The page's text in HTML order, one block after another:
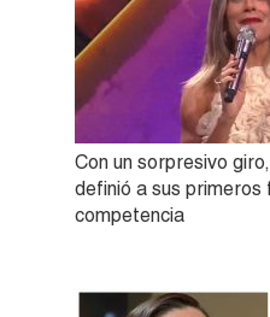
Con un sorpresivo
definió a sus
competencia